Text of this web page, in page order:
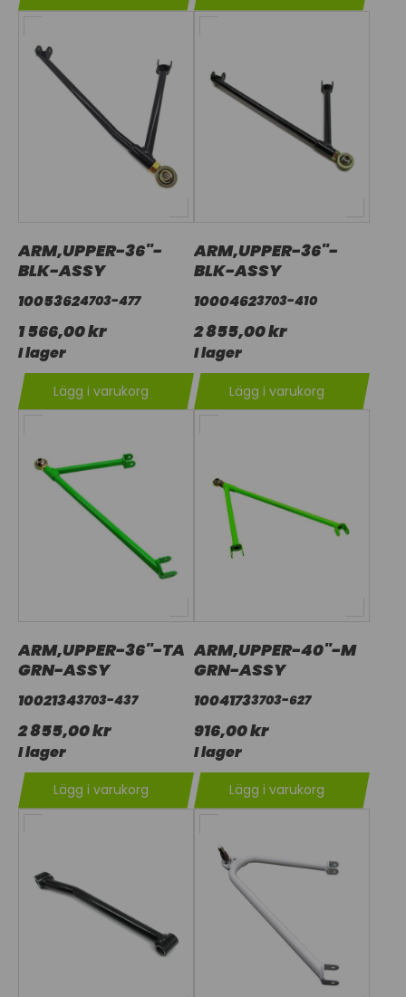
ARM,UPPER-36"-
BLK-ASSY
10053624703-477
1 566,00 kr
I lager
Lägg i varukorg
ARM,UPPER-36"-
BLK-ASSY
10004623703-410
2 855,00 kr
I lager
Lägg i varukorg
ARM,UPPER-36"-TA
GRN-ASSY
10021343703-437
2 855,00 kr
I lager
Lägg i varukorg
ARM,UPPER-40"-M
GRN-ASSY
10041733703-627
916,00 kr
I lager
Lägg i varukorg